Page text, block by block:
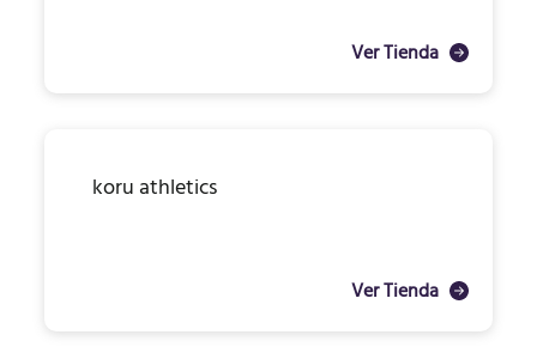
Ver Tienda
koru athletics
Ver Tienda